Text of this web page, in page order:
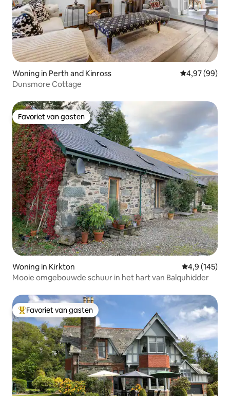
Woning in Perth and Kinross Gemiddelde
4,97 (99)
Dunsmore Cottage
Favoriet van gasten
Favoriet van gasten
Woning in Kirkton Gemiddelde
4,9 (145)
Mooie omgebouwde schuur in het hart van Balquhidder
Topfavoriet van gasten
Favoriet van gasten